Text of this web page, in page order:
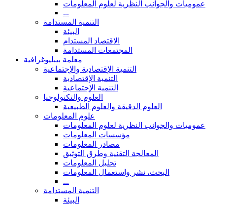
عموميات والجوانب النظرية لعلوم المعلومات
...
التنمية المستدامة
البيئة
الاقتصاد المستدام
المجتمعات المستدامة
معلمة بيبليوغرافية
التنمية الإقتصادية والإجتماعية
التنمية الإقتصادية
التنمية الإجتماعية
العلوم والتكنولوجيا
العلوم الدقيقة والعلوم الطبيعية
علوم المعلومات
عموميات والجوانب النظرية لعلوم المعلومات
مؤسسات المعلومات
مصادر المعلومات
المعالجة التقنية وطرق التوثيق
تحليل المعلومات
البحث، نشر واستعمال المعلومات
...
التنمية المستدامة
البيئة